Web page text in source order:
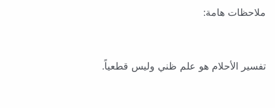
ملاحظات هامة:
تفسير الأحلام هو علم ظني وليس قطعياً.